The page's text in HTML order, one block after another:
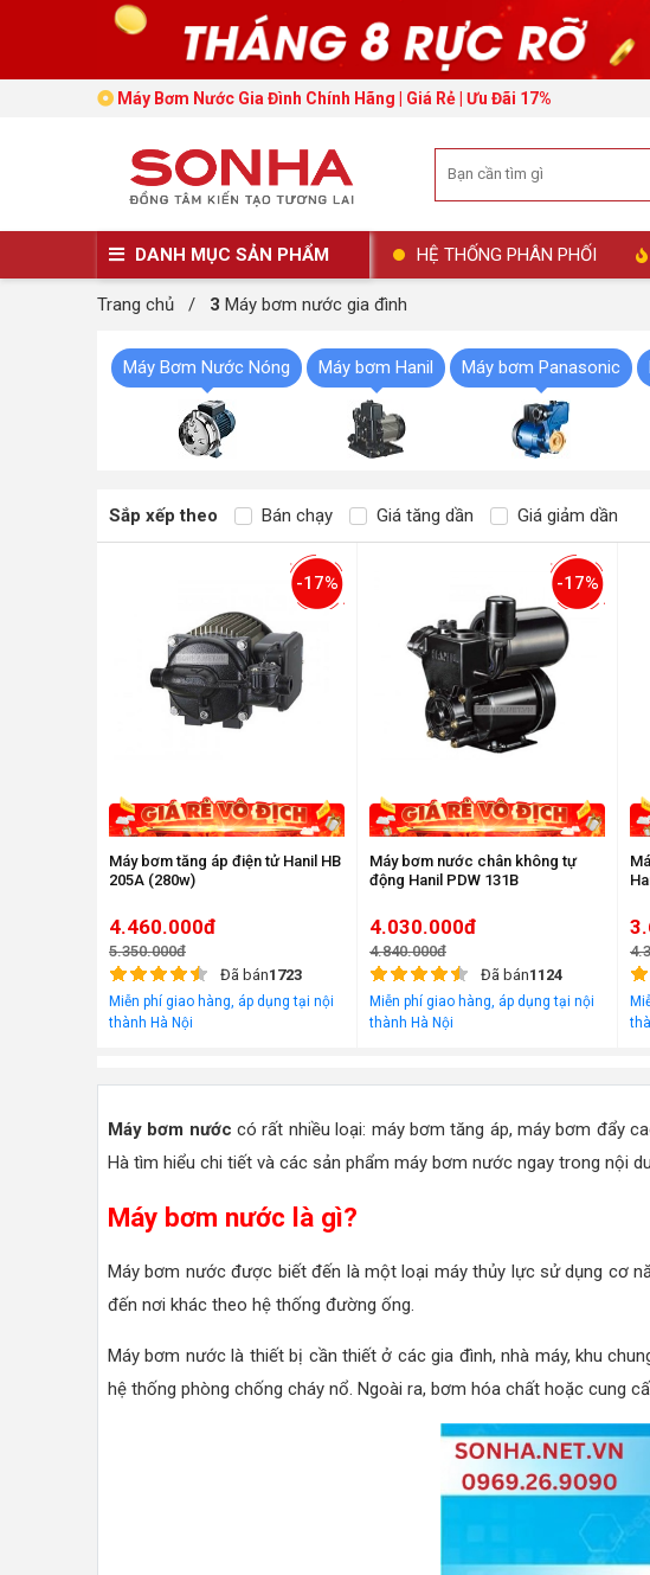
Máy Bơm Nước Gia Đình Chính Hãng | Giá Rẻ | Ưu Đãi 17%
DANH MỤC SẢN PHẨM HỆ THỐNG PHÂN PHỐI
Trang chủ / 3 Máy bơm nước gia đình
Máy Bơm Nước Nóng Máy bơm Hanil Máy bơm Panasonic
Sắp xếp theo Bán chạy Giá tăng dần Giá giảm dần
-17%
Máy bơm tăng áp điện tử Hanil HB
205A (280w)
4.460.000đ
5.350.000đ
Đã bán1723
Miễn phí giao hàng, áp dụng tại nội
thành Hà Nội
-17%
Máy bơm nước chân không tự
động Hanil PDW 131B
4.030.000đ
4.840.000đ
Đã bán1124
Miễn phí giao hàng, áp dụng tại nội
thành Hà Nội
Máy bơm nước có rất nhiều loại: máy bơm tăng áp, máy bơm đẩy
Hà tìm hiểu chi tiết và các sản phẩm máy bơm nước ngay trong nội
Máy bơm nước là gì?
Máy bơm nước được biết đến là một loại máy thủy lực sử dụng cơ
đến nơi khác theo hệ thống đường ống.
Máy bơm nước là thiết bị cần thiết ở các gia đình, nhà máy, khu
hệ thống phòng chống cháy nổ. Ngoài ra, bơm hóa chất hoặc cung